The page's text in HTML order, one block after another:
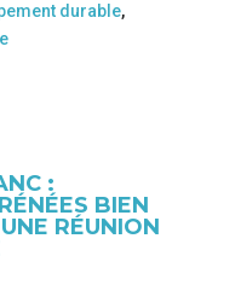
durable,
:
BIEN
RÉUNION